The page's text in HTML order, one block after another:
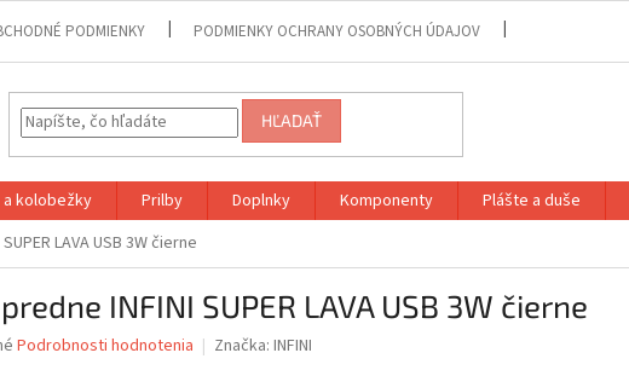
PODMIENKY PODMIENKY OCHRANY OSOBNÝCH ÚDAJOV
HĽADAŤ
kolobežky Prilby Doplnky Komponenty Plášte a duše
LAVA USB 3W čierne
INFINI SUPER LAVA USB 3W čierne
Podrobnosti hodnotenia Značka: INFINI